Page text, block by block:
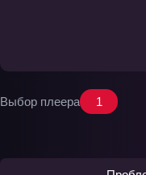
Выбор плеера 1